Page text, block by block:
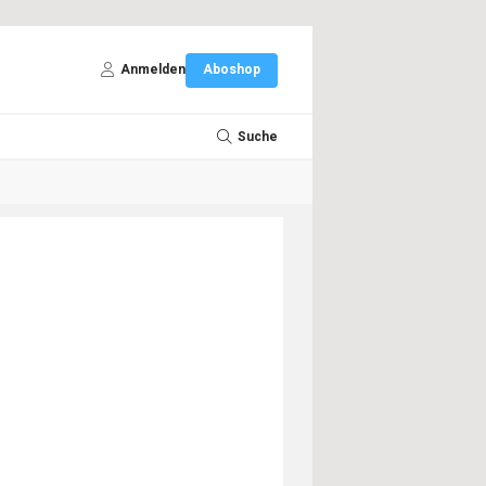
Anmelden Aboshop
Suche